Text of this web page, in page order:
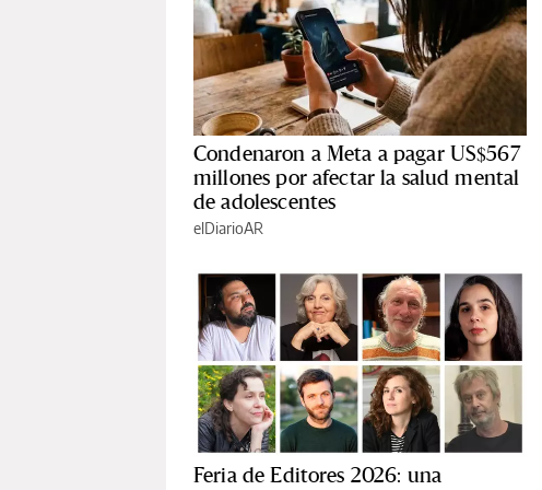
Condenaron a Meta a pagar US$567
millones por afectar la salud mental
de adolescentes
elDiarioAR
Feria de Editores 2026: una